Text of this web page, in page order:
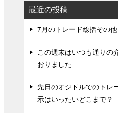
最近の投稿
7月のトレード総括その他
この週末はいつも通りの
おりました
先日のオジドルでのトレ
示はいったいどこまで？